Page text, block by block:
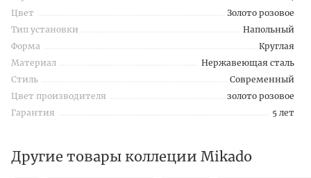
Цвет
Золото розовое
Тип установки
Напольный
Форма
Круглая
Материал
Нержавеющая сталь
Стиль
Современный
Цвет производителя
золото розовое
Гарантия
5 лет
Другие товары коллеции Mikado